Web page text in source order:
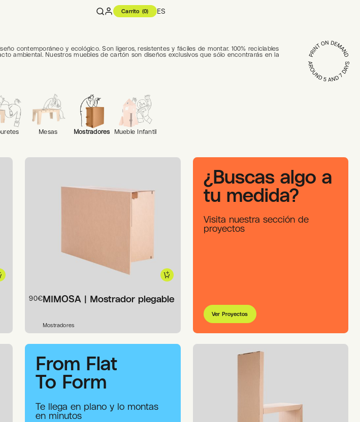
Carrito (0) ES
contemporáneo y ecológico. Son ligeros, resistentes y fáciles de montar. 100% reciclables
ambiental. Nuestros muebles de cartón son diseños exclusivos que sólo encontrarás en la
Mesas Mostradores Mueble Infantil
MIMOSA | Mostrador plegable
Mostradores
90€
¿Buscas algo a
tu medida?
Visita nuestra sección de
proyectos
Ver Proyectos
From Flat
To Form
Te llega en plano y lo montas
en minutos